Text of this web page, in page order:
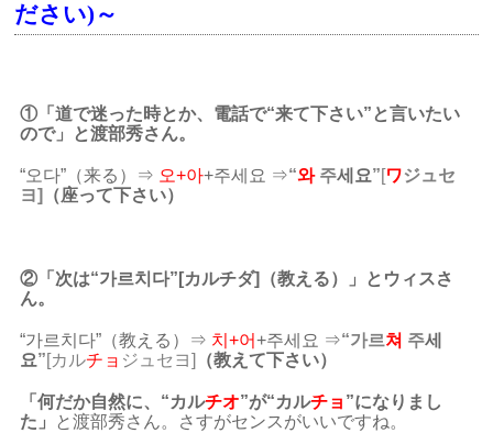
ださい)～
①「道で迷った時とか、電話で“来て下さい”と言いたい
ので」と渡部秀さん。
“오다”（来る）⇒ 오+아+주세요 ⇒“와주세요”[ワジュセ
ヨ]
（座って下さい）
②「次は“가르치다”[カルチダ]（教える）」とウィスさ
ん。
“가르치다”（教える）⇒ 치+어+주세요 ⇒“가르쳐 주세
요”[カルチョ ジュセヨ] （教えて下さい）
「何だか自然に、“カルチオ”が“カルチョ ”になりまし
た」
と渡部秀さん。さすがセンスがいいですね。